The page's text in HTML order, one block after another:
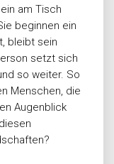
am Tisch
beginnen ein
bleibt sein
setzt sich
so weiter. So
Menschen, die
Augenblick